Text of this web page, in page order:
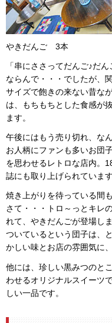
やきだんご 3本
「串にささってだんご♪だ
ならんで・・・でしたが、
サイズで飽きの来ない昔な
は、もちもちとした食感が
ます。
午後にはもう売り切れ、な
お人柄にファンも多いお団
を思わせるレトロな店内。
誌にも取り上げられています
焼き上がりを待っている間
さて・・・トロ～っとキレ
れて、やきだんごが登場し
ついているという団子は、
かしい味とお店の雰囲気に
他には、珍しい黒みつのと
わせるオリジナルスイーツ
しい一品です。